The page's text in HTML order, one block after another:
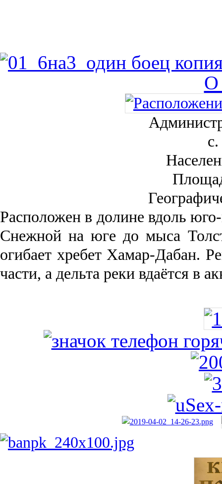
О
Рас­положен в долине вдоль
Снежной на юге до мыса
огибает хребет Хамар-Дабан.
части, а дельта реки вда­ётся в